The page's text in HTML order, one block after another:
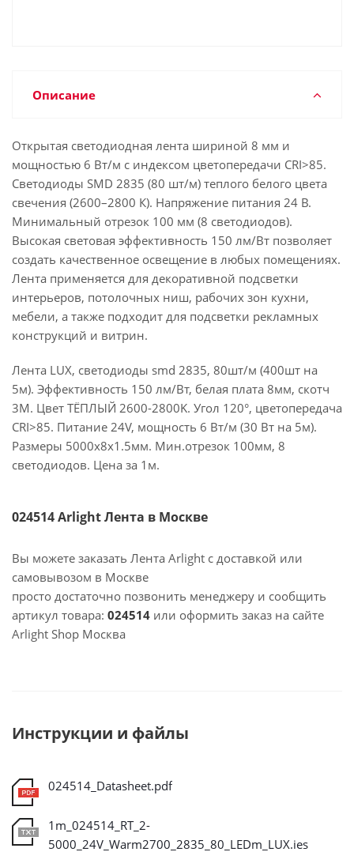
Описание
Открытая светодиодная лента шириной 8 мм и
мощностью 6 Вт/м с индексом цветопередачи CRI>85.
Светодиоды SMD 2835 (80 шт/м) теплого белого цвета
свечения (2600–2800 К). Напряжение питания 24 В.
Минимальный отрезок 100 мм (8 светодиодов).
Высокая световая эффективность 150 лм/Вт позволяет
создать качественное освещение в любых помещениях.
Лента применяется для декоративной подсветки
интерьеров, потолочных ниш, рабочих зон кухни,
мебели, а также подходит для подсветки рекламных
конструкций и витрин.
Лента LUX, светодиоды smd 2835, 80шт/м (400шт на
5м). Эффективность 150 лм/Вт, белая плата 8мм, скотч
3М. Цвет ТЁПЛЫЙ 2600-2800K. Угол 120°, цветопередача
CRI>85. Питание 24V, мощность 6 Вт/м (30 Вт на 5м).
Размеры 5000х8х1.5мм. Мин.отрезок 100мм, 8
светодиодов. Цена за 1м.
024514 Arlight Лента в Москве
Вы можете заказать Лента Arlight с доставкой или
самовывозом в Москве
просто достаточно позвонить менеджеру и сообщить
артикул товара: 024514 или оформить заказ на сайте
Arlight Shop Москва
Инструкции и файлы
024514_Datasheet.pdf
1m_024514_RT_2-
5000_24V_Warm2700_2835_80_LEDm_LUX.ies